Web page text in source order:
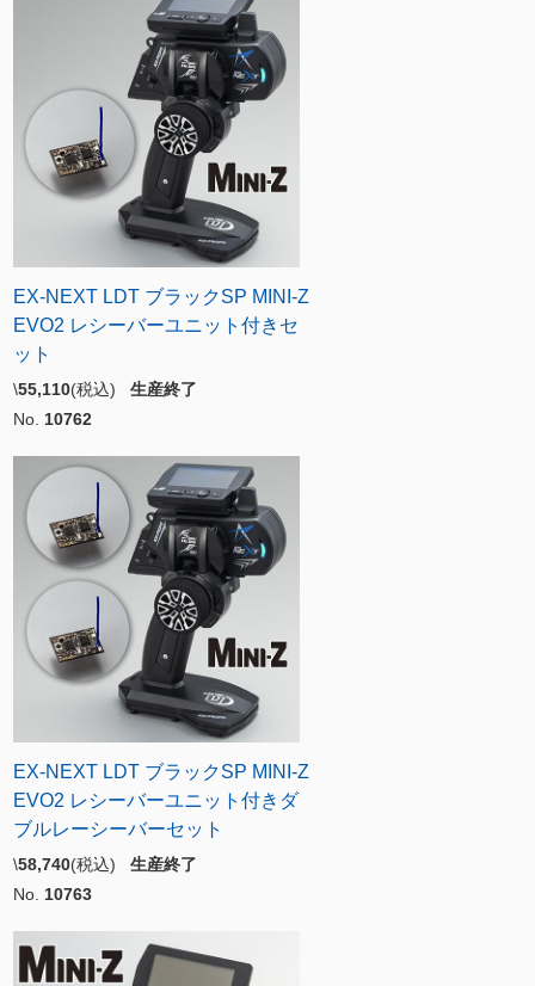
EX-NEXT LDT ブラックSP MINI-Z
EVO2 レシーバーユニット付きセ
ット
\55,110(税込) 生産終了
No. 10762
EX-NEXT LDT ブラックSP MINI-Z
EVO2 レシーバーユニット付きダ
ブルレーシーバーセット
\58,740(税込) 生産終了
No. 10763